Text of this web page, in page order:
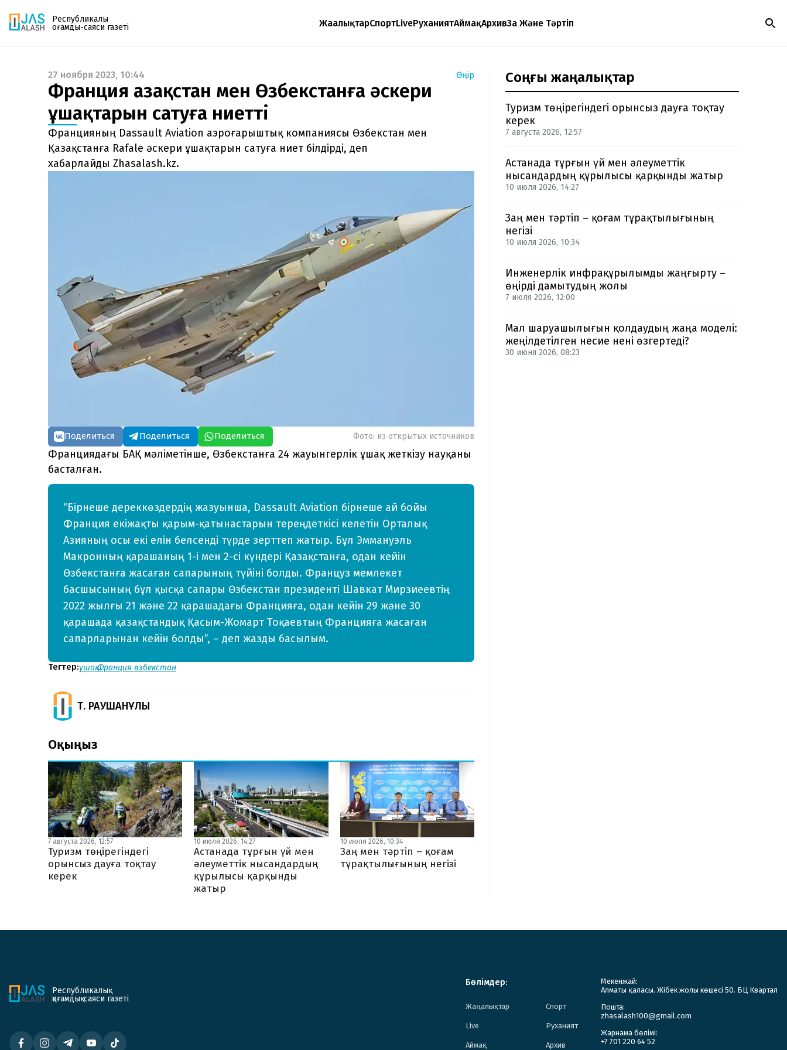
Республикалық
қоғамдық-саяси газеті
ЖаңалықтарСпортLiveРуханиятАймақАрхивЗаң Және Тәртіп
Газетке жазылу
PDF форматтағы газетті ай сайын электронды
поштаңызға алып отырыңыз. Жаңа нөмір
шыққан сәтте сізге бірден жіберіледі. Тек email
енгізіңіз, біз қалғанын өзіміз жібереміз.
27 ноября 2023, 10:44 Өңір
Франция Қазақстан мен Өзбекстанға әскери
ұшақтарын сатуға ниетті
Францияның Dassault Aviation аэроғарыштық компаниясы Өзбекстан мен
Қазақстанға Rafale әскери ұшақтарын сатуға ниет білдірді, деп
хабарлайды Zhasalash.kz.
Поделиться Поделиться Поделиться Фото: из открытых источников
Франциядағы БАҚ мәліметінше, Өзбекстанға 24 жауынгерлік ұшақ жеткізу науқаны
басталған.
“Бірнеше дереккөздердің жазуынша, Dassault Aviation бірнеше ай бойы
Франция екіжақты қарым-қатынастарын тереңдеткісі келетін Орталық
Азияның осы екі елін белсенді түрде зерттеп жатыр. Бұл Эммануэль
Макронның қарашаның 1-і мен 2-сі күндері Қазақстанға, одан кейін
Өзбекстанға жасаған сапарының түйіні болды. Француз мемлекет
басшысының бұл қысқа сапары Өзбекстан президенті Шавкат Мирзиеевтің
2022 жылғы 21 және 22 қарашадағы Францияға, одан кейін 29 және 30
қарашада қазақстандық Қасым-Жомарт Тоқаевтың Францияға жасаған
сапарларынан кейін болды”, – деп жазды басылым.
Тегтер:ұшақФранция өзбекстан
Т. РАУШАНҰЛЫ
Оқыңыз
7 августа 2026, 12:57
Туризм төңірегіндегі
орынсыз дауға тоқтау
керек
10 июля 2026, 14:27
Астанада тұрғын үй мен
әлеуметтік нысандардың
құрылысы қарқынды
жатыр
10 июля 2026, 10:34
Заң мен тәртіп – қоғам
тұрақтылығының негізі
Соңғы жаңалықтар
Туризм төңірегіндегі орынсыз дауға тоқтау
керек
7 августа 2026, 12:57
Астанада тұрғын үй мен әлеуметтік
нысандардың құрылысы қарқынды жатыр
10 июля 2026, 14:27
Заң мен тәртіп – қоғам тұрақтылығының
негізі
10 июля 2026, 10:34
Инженерлік инфрақұрылымды жаңғырту –
өңірді дамытудың жолы
7 июля 2026, 12:00
Мал шаруашылығын қолдаудың жаңа моделі:
жеңілдетілген несие нені өзгертеді?
30 июня 2026, 08:23
Республикалық
қоғамдық-саяси газеті
Бөлімдер:
Жаңалықтар Спорт
Live Руханият
Аймақ Архив
Мекенжай:
Алматы қаласы. Жібек жолы көшесі 50. БЦ Квартал
Пошта:
zhasalash100@gmail.com
Жарнама бөлімі:
+7 701 220 64 52